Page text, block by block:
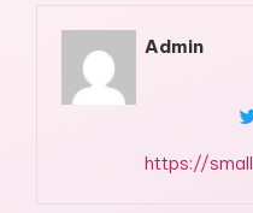
Admin
https://